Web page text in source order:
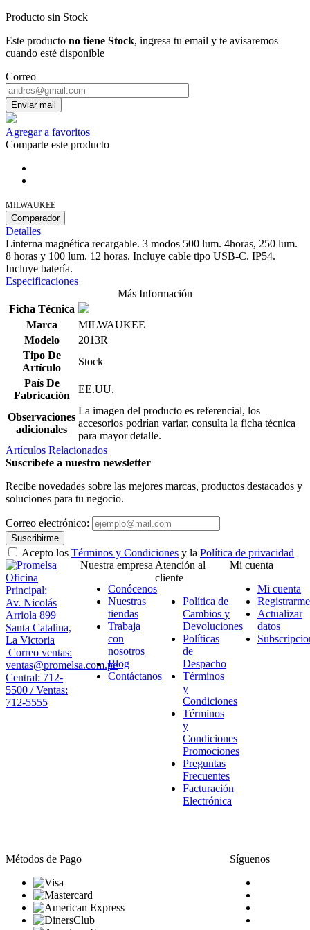
Producto sin Stock
Este producto no tiene Stock, ingresa tu email y te avisaremos
cuando esté disponible
Correo
Enviar mail
Agregar a favoritos
Comparte este producto
MILWAUKEE
Comparador
Detalles
Linterna magnética recargable. 3 modos 500 lum. 4horas, 250 lum.
8 horas y 100 lum. 12 horas. Incluye cable tipo USB-C. IP54.
Incluye batería.
Especificaciones
Más Información
Ficha Técnica
Marca
MILWAUKEE
Modelo
2013R
Tipo De
Artículo
Stock
País De
Fabricación
EE.UU.
Observaciones
adicionales
La imagen del producto es referencial, los
accesorios podrían variar, consulta la ficha técnica
para mayor detalle.
Artículos Relacionados
Suscríbete a nuestro newsletter
Recibe novedades sobre las mejores marcas, productos destacados y
soluciones para tu negocio.
Correo electrónico:
Suscribirme
Acepto los Términos y Condiciones y la Política de privacidad
Oficina
Principal:
Av. Nicolás
Arriola 899
Santa Catalina,
La Victoria
Correo ventas:
ventas@promelsa.com.pe
Central: 712-
5500 / Ventas:
712-5555
Nuestra empresa
Conócenos
Nuestras
tiendas
Trabaja
con
nosotros
Blog
Contáctanos
Atención al
cliente
Política de
Cambios y
Devoluciones
Políticas
de
Despacho
Términos
y
Condiciones
Términos
y
Condiciones
Promociones
Preguntas
Frecuentes
Facturación
Electrónica
Mi cuenta
Mi cuenta
Registrarme
Actualizar
datos
Métodos de Pago Síguenos